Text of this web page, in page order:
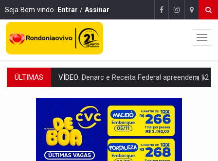
Seja Bem vindo. Entrar / Assinar
ÚLTIMAS OPERAÇÃO DA PC:Membros do CV são presos com armas e drogas após
ENTRADA GRATUITA:Espetáculo As Marias Somos Nós será
VÍDEO:Três são presos após furto de motocicleta em frente
CELEBRAÇÃO: Cerejeiras completa 43 anos de emancipação com
SAÚDE:Anvisa desmente boato sobre presença de plástico ou